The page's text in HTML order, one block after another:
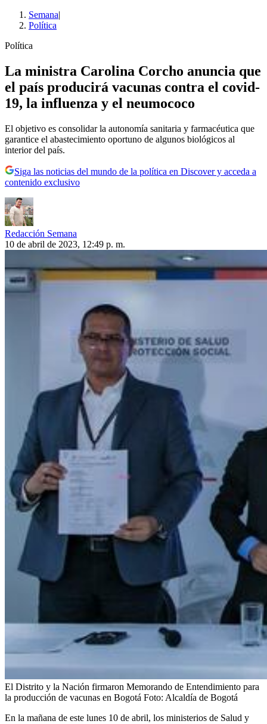
Semana|
Política
Política
La ministra Carolina Corcho anuncia que
el país producirá vacunas contra el covid-
19, la influenza y el neumococo
El objetivo es consolidar la autonomía sanitaria y farmacéutica que
garantice el abastecimiento oportuno de algunos biológicos al
interior del país.
Siga las noticias del mundo de la política en Discover y acceda a
contenido exclusivo
Redacción Semana
10 de abril de 2023, 12:49 p. m.
El Distrito y la Nación firmaron Memorando de Entendimiento para
la producción de vacunas en Bogotá Foto: Alcaldía de Bogotá
En la mañana de este lunes 10 de abril, los ministerios de Salud y